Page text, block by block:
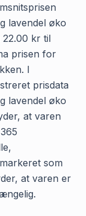
lavendel øko
kr til
prisen for
I
prisdata
lavendel øko
at varen
som
at varen er